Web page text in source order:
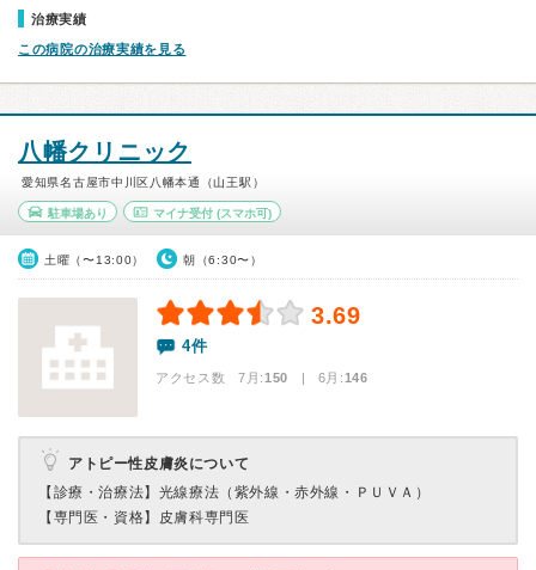
治療実績
この病院の治療実績を見る
八幡クリニック
愛知県名古屋市中川区八幡本通（山王駅）
駐車場あり マイナ受付(スマホ可)
土曜（〜13:00） 朝（6:30〜）
3.69
4件
アクセス数 7月:150 | 6月:146
アトピー性皮膚炎について
【診療・治療法】 光線療法（紫外線・赤外線・ＰＵＶＡ）
【専門医・資格】 皮膚科専門医